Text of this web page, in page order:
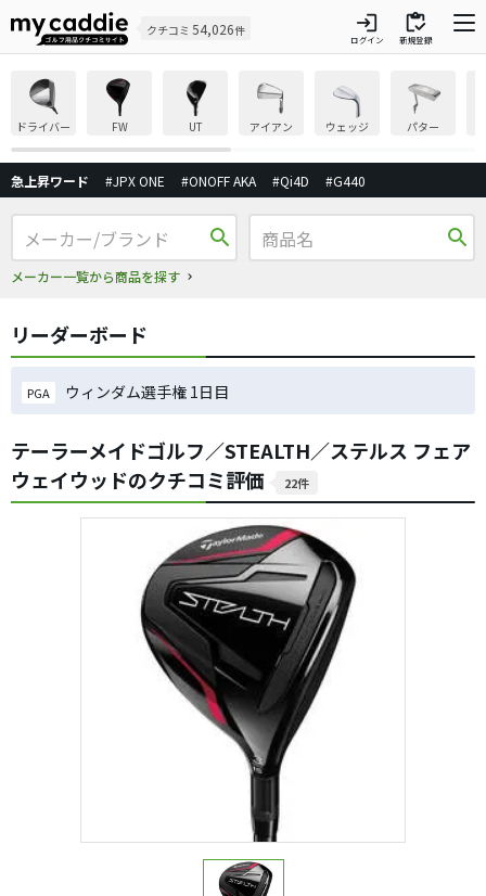
クチコミ 54,026件 login
ログイン
inventory
新規登録
ドライバー FW UT アイアン ウェッジ パター
急上昇ワード #JPX ONE #ONOFF AKA #Qi4D #G440
search
メーカー一覧から商品を探す
search
リーダーボード
PGA ウィンダム選手権 1日目
テーラーメイドゴルフ／STEALTH／ステルス フェア
ウェイウッドのクチコミ評価
22件